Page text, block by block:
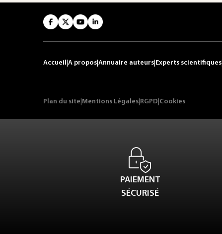
Accueil A propos Annuaire auteurs Experts scientifiques
Plan du site Mentions Légales RGPD Cookies
PAIEMENT
SÉCURISÉ